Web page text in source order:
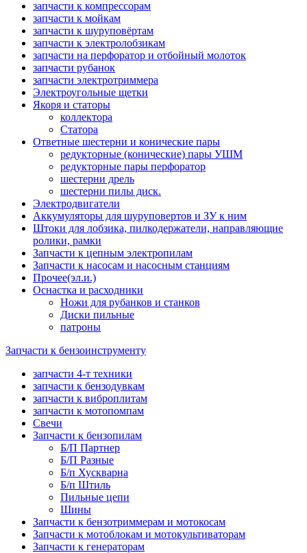
запчасти к компрессорам
запчасти к мойкам
запчасти к шуруповёртам
запчасти к электролобзикам
запчасти на перфоратор и отбойный молоток
запчасти рубанок
запчасти электротриммера
Электроугольные щетки
Якоря и статоры
коллектора
Статора
Ответные шестерни и конические пары
редукторные (конические) пары УШМ
редукторные пары перфоратор
шестерни дрель
шестерни пилы диск.
Электродвигатели
Аккумуляторы для шуруповертов и ЗУ к ним
Штоки для лобзика, пилкодержатели, направляющие
ролики, рамки
Запчасти к цепным электропилам
Запчасти к насосам и насосным станциям
Прочее(эл.и.)
Оснастка и расходники
Ножи для рубанков и станков
Диски пильные
патроны
Запчасти к бензоинструменту
запчасти 4-т техники
запчасти к бензодувкам
запчасти к виброплитам
запчасти к мотопомпам
Свечи
Запчасти к бензопилам
Б/П Партнер
Б/П Разные
Б/п Хускварна
Б/п Штиль
Пильные цепи
Шины
Запчасти к бензотриммерам и мотокосам
Запчасти к мотоблокам и мотокультиваторам
Запчасти к генераторам